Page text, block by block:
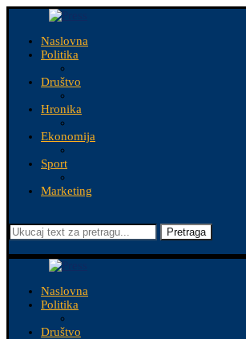
Naslovna
Politika
Društvo
Hronika
Ekonomija
Sport
Marketing
Pretraga
Naslovna
Politika
Društvo